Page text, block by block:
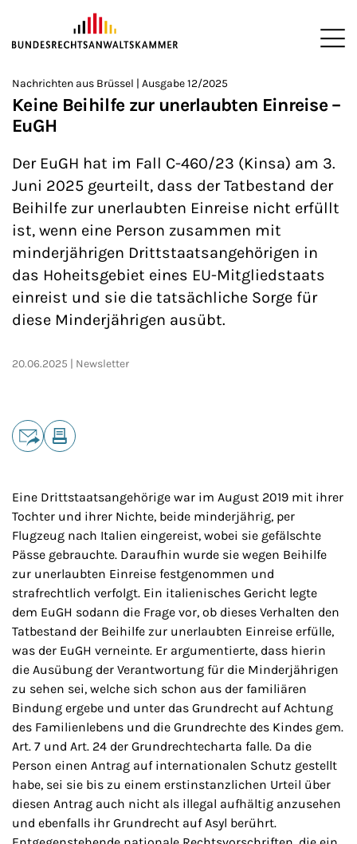
ZUM HAUPTINHALT SPRINGEN
Sie befinden sich hier:
>
Startseite
>
Newsroom
>
Newsletter
>
Nachrichten aus Brüssel
Nachrichten aus Brüssel | Ausgabe 12/2025
Keine Beihilfe zur unerlaubten Einreise –
EuGH
Der EuGH hat im Fall C-460/23 (Kinsa) am 3.
Juni 2025 geurteilt, dass der Tatbestand der
Beihilfe zur unerlaubten Einreise nicht erfüllt
ist, wenn eine Person zusammen mit
minderjährigen Drittstaatsangehörigen in
das Hoheitsgebiet eines EU-Mitgliedstaats
einreist und sie die tatsächliche Sorge für
diese Minderjährigen ausübt.
20.06.2025 Newsletter
Teilen
Eine Drittstaatsangehörige war im August 2019 mit ihrer
Tochter und ihrer Nichte, beide minderjährig, per
Flugzeug nach Italien eingereist, wobei sie gefälschte
Pässe gebrauchte. Daraufhin wurde sie wegen Beihilfe
zur unerlaubten Einreise festgenommen und
strafrechtlich verfolgt. Ein italienisches Gericht legte
dem EuGH sodann die Frage vor, ob dieses Verhalten den
Tatbestand der Beihilfe zur unerlaubten Einreise erfülle,
was der EuGH verneinte. Er argumentierte, dass hierin
die Ausübung der Verantwortung für die Minderjährigen
zu sehen sei, welche sich schon aus der familiären
Bindung ergebe und unter das Grundrecht auf Achtung
des Familienlebens und die Grundrechte des Kindes gem.
Art. 7 und Art. 24 der Grundrechtecharta falle. Da die
Person einen Antrag auf internationalen Schutz gestellt
habe, sei sie bis zu einem erstinstanzlichen Urteil über
diesen Antrag auch nicht als illegal aufhältig anzusehen
und ebenfalls ihr Grundrecht auf Asyl berührt.